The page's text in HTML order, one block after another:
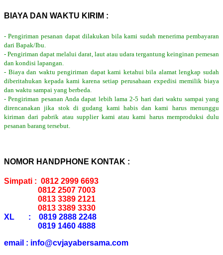
BIAYA DAN WAKTU KIRIM :
- Pengiriman pesanan dapat dilakukan bila kami sudah menerima pembayaran
dari Bapak/Ibu.
- Pengiriman dapat melalui darat, laut atau udara tergantung keinginan pemesan
dan kondisi lapangan.
- Biaya dan waktu pengiriman dapat kami ketahui bila alamat lengkap sudah
diberitahukan kepada kami karena setiap perusahaan expedisi memilik biaya
dan waktu sampai yang berbeda.
- Pengiriman pesanan Anda dapat lebih lama 2-5 hari dari waktu sampai yang
direncanakan jika stok di gudang kami habis dan kami harus menunggu
kiriman dari pabrik atau supplier kami atau kami harus memproduksi dulu
pesanan barang tersebut.
NOMOR HANDPHONE KONTAK :
Simpati : 0812 2999 6693
0812 2507 7003
0813 3389 2121
0813 3389 3330
XL : 0819 2888 2248
0819 1460 4888
email : info@cvjayabersama.com